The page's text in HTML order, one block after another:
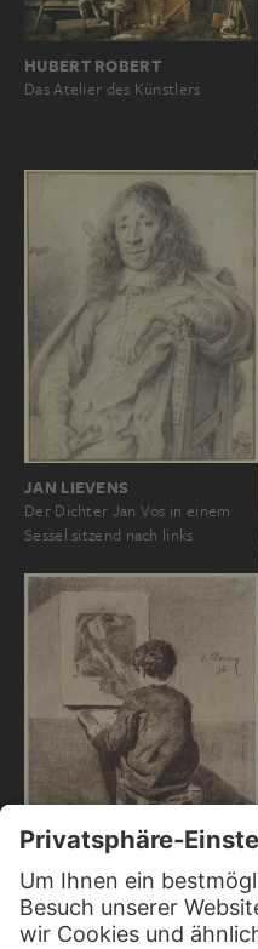
HUBERT ROBERT
Das Atelier des Künstlers
JAN LIEVENS
Der Dichter Jan Vos in einem
Sessel sitzend nach links
FRANÇOIS BONVIN